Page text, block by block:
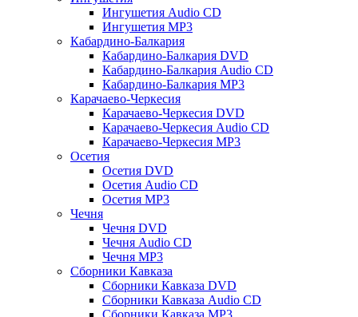
Ингушетия Audio CD
Ингушетия MP3
Кабардино-Балкария
Кабардино-Балкария DVD
Кабардино-Балкария Audio CD
Кабардино-Балкария MP3
Карачаево-Черкесия
Карачаево-Черкесия DVD
Карачаево-Черкесия Audio CD
Карачаево-Черкесия MP3
Осетия
Осетия DVD
Осетия Audio CD
Осетия MP3
Чечня
Чечня DVD
Чечня Audio CD
Чечня MP3
Сборники Кавказа
Сборники Кавказа DVD
Сборники Кавказа Audio CD
Сборники Кавказа MP3